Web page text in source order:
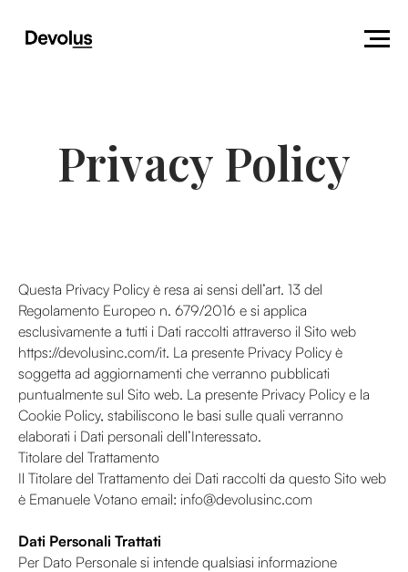
Privacy Policy
Questa Privacy Policy è resa ai sensi dell’art. 13 del
Regolamento Europeo n. 679/2016 e si applica
esclusivamente a tutti i Dati raccolti attraverso il Sito web
https://devolusinc.com/it. La presente Privacy Policy è
soggetta ad aggiornamenti che verranno pubblicati
puntualmente sul Sito web. La presente Privacy Policy e la
Cookie Policy, stabiliscono le basi sulle quali verranno
elaborati i Dati personali dell’Interessato.
Titolare del Trattamento
Il Titolare del Trattamento dei Dati raccolti da questo Sito web
è Emanuele Votano email: info@devolusinc.com
Dati Personali Trattati
Per Dato Personale si intende qualsiasi informazione